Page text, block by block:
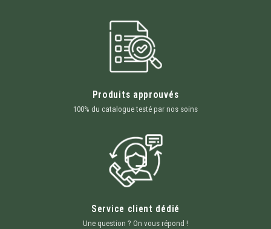
Produits approuvés
100% du catalogue testé par nos soins
Service client dédié
Une question ? On vous répond !